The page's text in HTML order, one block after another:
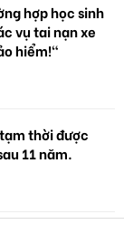
hợp học sinh
vụ tai nạn xe
hiểm!"
thời được
11 năm.